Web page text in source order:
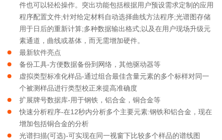
件也可以轻松操作。突出功能包括根据用户预设需求定制的应用
程序配置文件;针对给定材料自动选择曲线方法程序;光谱图存储
用于日后的重新计算;多种数据输出格式;以及在用户现场升级元
素通道，曲线或基体，而无需增加硬件。
最新软件亮点
备份工具-方便数据备份到网络，其他驱动器等
虚拟类型标准化样品-通过组合最佳含量元素的多个标样对同一
个被测样品进行类型校正来提高准确度
扩展牌号数据库-用于钢铁，铝合金，铜合金等
快速分析程序-在12秒内分析多个主要元素:钢铁和铝合金，现在
增加包括铜合金的分析
光谱扫描(可选)-可实现在同一视窗下比较多个样品的谱线图